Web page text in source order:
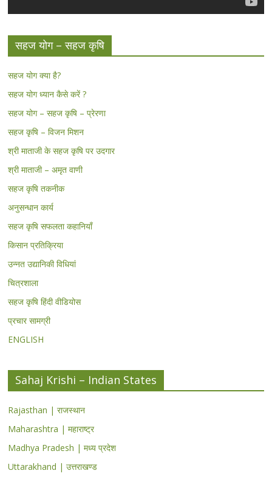
सहज योग – सहज कृषि
सहज योग क्या है?
सहज योग ध्यान कैसे करें ?
सहज योग – सहज कृषि – प्रेरणा
सहज कृषि – विजन मिशन
श्री माताजी के सहज कृषि पर उदगार
श्री माताजी – अमृत वाणी
सहज कृषि तकनीक
अनुसन्धान कार्य
सहज कृषि सफलता कहानियाँ
किसान प्रतिक्रिया
उन्नत उद्यानिकी विधियां
चित्रशाला
सहज कृषि हिंदी वीडियोस
प्रचार सामग्री
ENGLISH
Sahaj Krishi – Indian States
Rajasthan | राजस्थान
Maharashtra | महाराष्ट्र
Madhya Pradesh | मध्य प्रदेश
Uttarakhand | उत्तराखण्ड